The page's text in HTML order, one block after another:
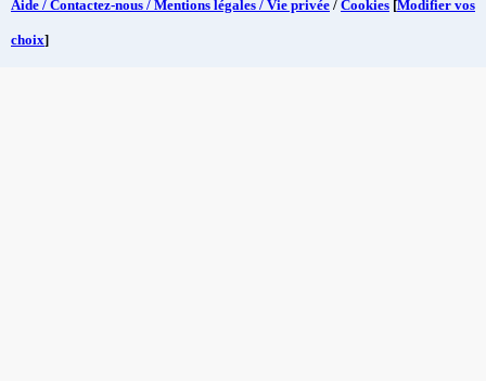
Aide / Contactez-nous / Mentions légales / Vie privée / Cookies [Modifier vos
choix]